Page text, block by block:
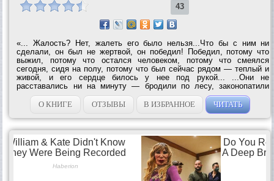
43
«... Жалость? Нет, жалеть его было нельзя...Что бы с ним ни
сделали, он был не жертвой, он победил! Победил, потому что
выжил, потому что остался человеком, потому что смеялся
сегодня, сидя на полу, потому что был сейчас рядом — теплый и
живой, и его сердце билось у нее под рукой... ...Они не
расставались ни на минуту — бродили по лесу, законопатили
лодку и плавали по озеру, вычерпывая просачивающуюся воду
консервной банкой, ловили рыбу......
О КНИГЕ ОТЗЫВЫ В ИЗБРАННОЕ ЧИТАТЬ